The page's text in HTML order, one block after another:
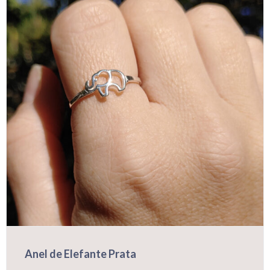
podem
ser
escolhidas
na
página
do
produto
Anel de Elefante Prata